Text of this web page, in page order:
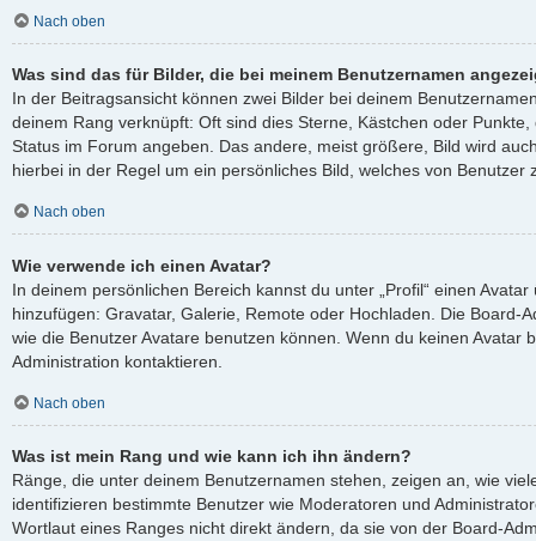
Nach oben
Was sind das für Bilder, die bei meinem Benutzernamen
In der Beitragsansicht können zwei Bilder bei deinem
deinem Rang verknüpft: Oft sind dies Sterne, Kästchen oder
Status im Forum angeben. Das andere, meist größere, Bild wird
hierbei in der Regel um ein persönliches Bild, welches von Benutzer
Nach oben
Wie verwende ich einen Avatar?
In deinem persönlichen Bereich kannst du unter „Profil“ einen
hinzufügen: Gravatar, Galerie, Remote oder Hochladen. Die Board-
wie die Benutzer Avatare benutzen können. Wenn du keinen Avatar
Administration kontaktieren.
Nach oben
Was ist mein Rang und wie kann ich ihn ändern?
Ränge, die unter deinem Benutzernamen stehen, zeigen an, wie
identifizieren bestimmte Benutzer wie Moderatoren und
Wortlaut eines Ranges nicht direkt ändern, da sie von der Board-